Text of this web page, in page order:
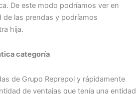
De este modo podríamos ver en
de las prendas y podríamos
hija.
categoría
de Grupo Reprepol y rápidamente
de ventajas que tenía una entidad